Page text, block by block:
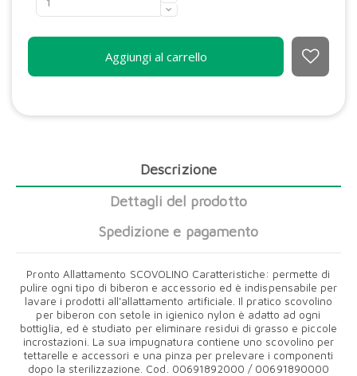
Aggiungi al carrello
Descrizione
Dettagli del prodotto
Spedizione e pagamento
Pronto Allattamento SCOVOLINO Caratteristiche: permette di
pulire ogni tipo di biberon e accessorio ed è indispensabile per
lavare i prodotti all'allattamento artificiale. Il pratico scovolino
per biberon con setole in igienico nylon è adatto ad ogni
bottiglia, ed è studiato per eliminare residui di grasso e piccole
incrostazioni. La sua impugnatura contiene uno scovolino per
tettarelle e accessori e una pinza per prelevare i componenti
dopo la sterilizzazione. Cod. 00691892000 / 00691890000